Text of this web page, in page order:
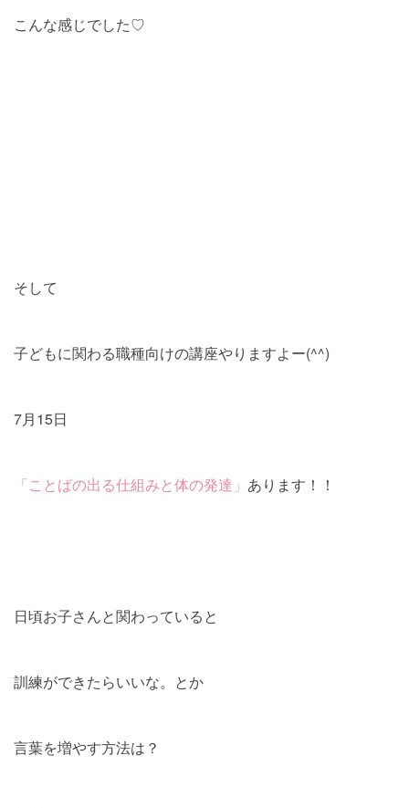
こんな感じでした♡
そして
子どもに関わる職種向けの講座やりますよー(^^)
7月15日
「ことばの出る仕組みと体の発達」 あります！！
日頃お子さんと関わっていると
訓練ができたらいいな。とか
言葉を増やす方法は？